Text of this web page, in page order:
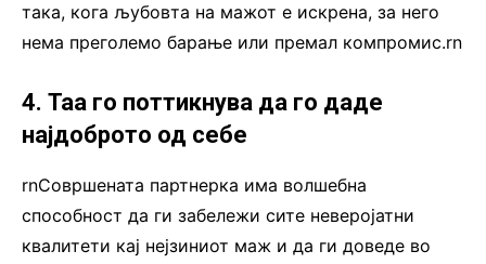
така, кога љубовта на мажот е искрена, за него
нема преголемо барање или премал компромис.rn
4. Таа го поттикнува да го даде
најдоброто од себе
rnСовршената партнерка има волшебна
способност да ги забележи сите неверојатни
квалитети кај нејзиниот маж и да ги доведе во